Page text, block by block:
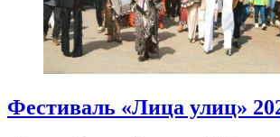
Фестиваль «Лица улиц»